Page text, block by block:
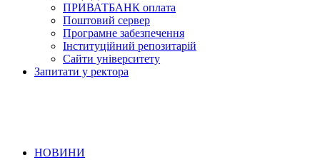
ПРИВАТБАНК оплата
Поштовий сервер
Програмне забезпечення
Інституційний репозитарій
Сайти університету
Запитати у ректора
НОВИНИ